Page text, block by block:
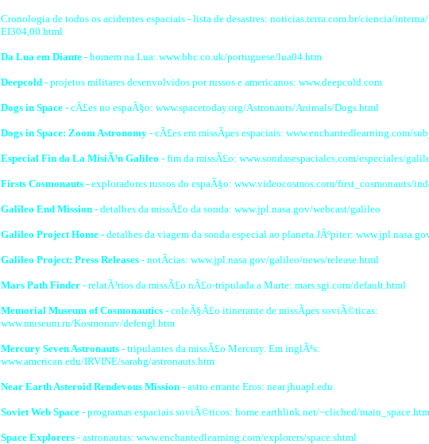
Cronologia de todos os acidentes espaciais - lista de desastres: noticias.terra.com.br/ciencia/
EI304,00.html
Da Lua em Diante - homem na Lua: www.bbc.co.uk/portuguese/lua04.htm
Deepcold - projetos militares desenvolvidos por russos e americanos: www.deepcold.com
Dogs in Space - cÃ£es no espaÃ§o: www.spacetoday.org/Astronauts/Animals/Dogs.html
Dogs in Space: Zoom Astronomy - cÃ£es em missÃµes espaciais: www.enchantedlearning.com/
Especial Fin da La MisiÃ³n Galileo - fim da missÃ£o: www.sondasespaciales.com/especiales/
Firsts Cosmonauts - exploradores russos do espaÃ§o: www.videocosmos.com/first_cosmonauts/
Galileo End Mission - detalhes da missÃ£o da sonda: www.jpl.nasa.gov/webcast/galileo
Galileo Project Home - detalhes da viagem da sonda especial ao planeta JÃºpiter:
Galileo Project: Press Releases - notÃ­cias: www.jpl.nasa.gov/galileo/news/release.html
Mars Path Finder - relatÃ³rios da missÃ£o nÃ£o-tripulada a Marte: mars.sgi.com/default.html
Memorial Museum of Cosmonautics - coleÃ§Ã£o itinerante de missÃµes soviÃ©ticas:
www.museum.ru/Kosmonav/defengl.htm
Mercury Seven Astronauts - tripulantes da missÃ£o Mercury. Em inglÃªs:
www.american.edu/IRVINE/sarahg/astronauts.htm
Near Earth Asteroid Rendevous Mission - astro errante Eros: near.jhuapl.edu
Soviet Web Space - programas espaciais soviÃ©ticos: home.earthlink.net/~cliched/
Space Explorers - astronautas: www.enchantedlearning.com/explorers/space.shtml